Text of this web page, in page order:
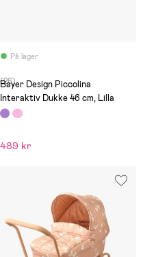
På lager
(26)
Bayer Design Piccolina
Interaktiv Dukke 46 cm, Lilla
489 kr